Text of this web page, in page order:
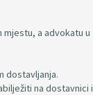
mjestu, a advokatu u
dostavljanja.
na dostavnici i